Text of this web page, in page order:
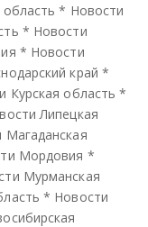
* Новости
* Новости
* Новости
край *
Курская область *
Липецкая
Магаданская
Мордовия *
Мурманская
* Новости